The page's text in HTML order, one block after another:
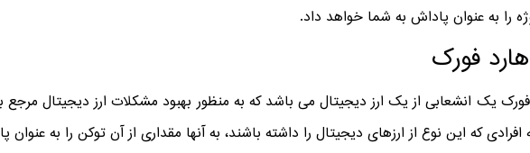
را به عنوان پاداش به شما خواهد داد.
فورک
یک انشعابی از یک ارز دیجیتال می باشد که به منظور بهبود مشکلات ارز دیجیتال
افرادی که این نوع از ارزهای دیجیتال را داشته باشند، به آنها مقداری از آن توکن را به